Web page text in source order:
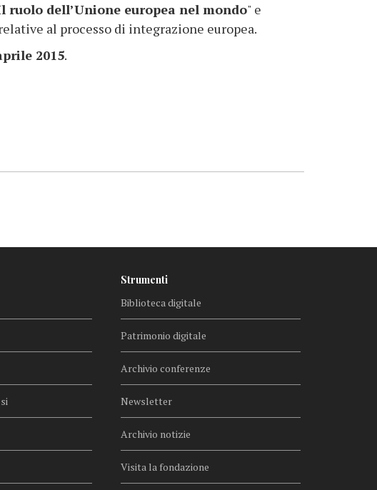
ruolo dell’Unione europea nel mondo" e
al processo di integrazione europea.
2015.
Strumenti
Biblioteca digitale
Patrimonio digitale
Archivio conferenze
Newsletter
Archivio notizie
Visita la fondazione